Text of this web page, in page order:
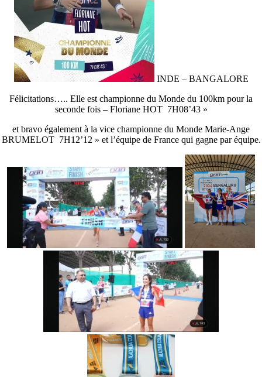
INDE – BANGALORE
Félicitations….. Elle est championne du Monde du 100km pour la
seconde fois – Floriane HOT 7H08’43 »
et bravo également à la vice championne du Monde Marie-Ange
BRUMELOT 7H12’12 » et l’équipe de France qui gagne par équipe.